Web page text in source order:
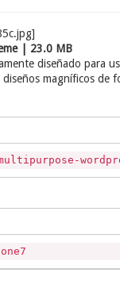
| 23.0 MB
diseñado para
magníficos de